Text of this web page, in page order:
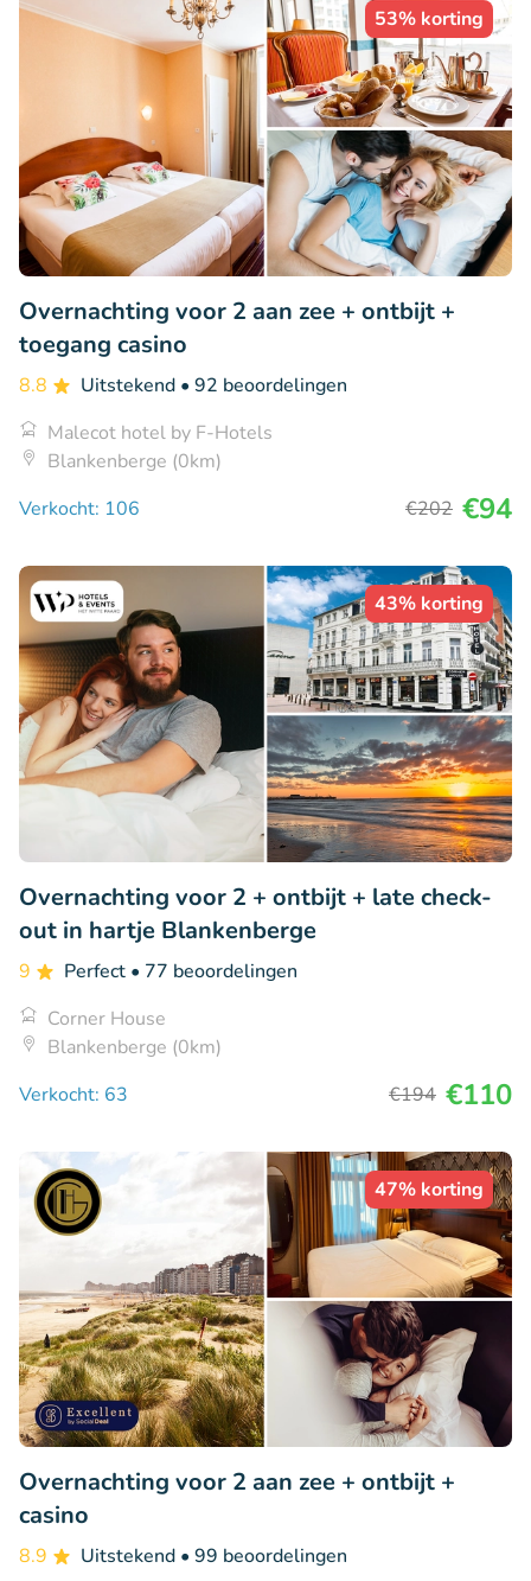
53% korting
Overnachting voor 2 aan zee + ontbijt +
toegang casino
8.8 Uitstekend • 92 beoordelingen
Malecot hotel by F-Hotels
Blankenberge (0km)
Verkocht: 106
€202 €94
43% korting
Overnachting voor 2 + ontbijt + late check-
out in hartje Blankenberge
9 Perfect • 77 beoordelingen
Corner House
Blankenberge (0km)
Verkocht: 63
€194 €110
47% korting
Overnachting voor 2 aan zee + ontbijt +
casino
8.9 Uitstekend • 99 beoordelingen